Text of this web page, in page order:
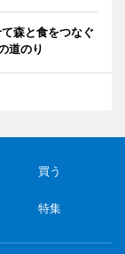
森と食をつなぐ
道のり
買う
特集